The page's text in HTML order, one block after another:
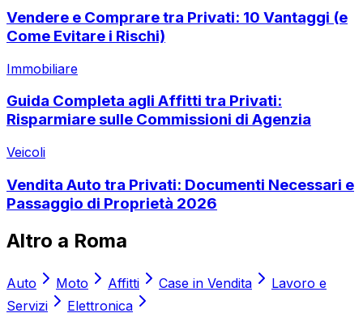
Vendere e Comprare tra Privati: 10 Vantaggi (e
Come Evitare i Rischi)
Immobiliare
Guida Completa agli Affitti tra Privati:
Risparmiare sulle Commissioni di Agenzia
Veicoli
Vendita Auto tra Privati: Documenti Necessari e
Passaggio di Proprietà 2026
Altro a Roma
Auto Moto Affitti Case in Vendita
Lavoro e
Servizi
Elettronica